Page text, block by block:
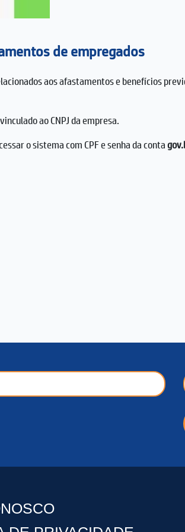
de empregados
aos afastamentos e benefícios
ao CNPJ da empresa.
o sistema com CPF e senha da conta